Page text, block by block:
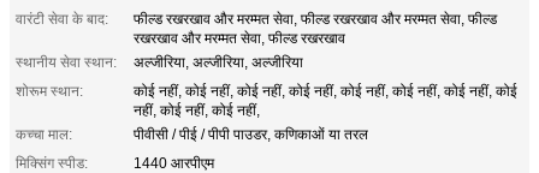
वारंटी सेवा के बाद:
फील्ड रखरखाव और मरम्मत सेवा, फील्ड रखरखाव और मरम्मत सेवा, फील्ड
रखरखाव और मरम्मत सेवा, फील्ड रखरखाव
स्थानीय सेवा स्थान:
अल्जीरिया, अल्जीरिया, अल्जीरिया
शोरूम स्थान:
कोई नहीं, कोई नहीं, कोई नहीं, कोई नहीं, कोई नहीं, कोई नहीं, कोई नहीं, कोई
नहीं, कोई नहीं, कोई नहीं,
कच्चा माल:
पीवीसी / पीई / पीपी पाउडर, कणिकाओं या तरल
मिक्सिंग स्पीड:
1440 आरपीएम